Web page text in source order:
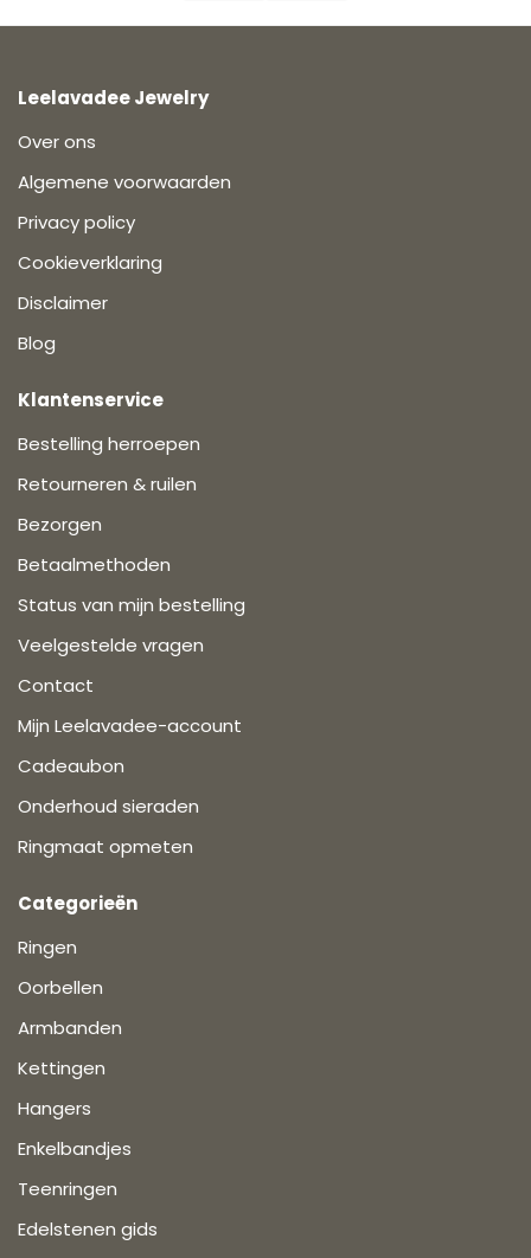
Leelavadee Jewelry
Over ons
Algemene voorwaarden
Privacy policy
Cookieverklaring
Disclaimer
Blog
Klantenservice
Bestelling herroepen
Retourneren & ruilen
Bezorgen
Betaalmethoden
Status van mijn bestelling
Veelgestelde vragen
Contact
Mijn Leelavadee-account
Cadeaubon
Onderhoud sieraden
Ringmaat opmeten
Categorieën
Ringen
Oorbellen
Armbanden
Kettingen
Hangers
Enkelbandjes
Teenringen
Edelstenen gids